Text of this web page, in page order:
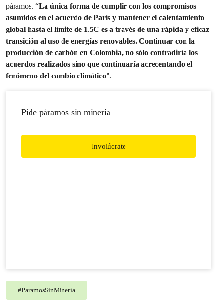
páramos. “La única forma de cumplir con los compromisos
asumidos en el acuerdo de París y mantener el calentamiento
global hasta el límite de 1.5C es a través de una rápida y eficaz
transición al uso de energías renovables. Continuar con la
producción de carbón en Colombia, no sólo contradiría los
acuerdos realizados sino que continuaría acrecentando el
fenómeno del cambio climático”.
Pide páramos sin minería
Involúcrate
#ParamosSinMinería